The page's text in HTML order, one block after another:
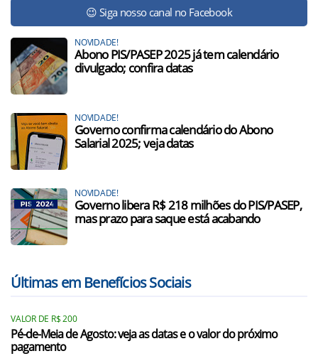
😉 Siga nosso canal no Facebook
NOVIDADE!
Abono PIS/PASEP 2025 já tem calendário
divulgado; confira datas
NOVIDADE!
Governo confirma calendário do Abono
Salarial 2025; veja datas
NOVIDADE!
Governo libera R$ 218 milhões do PIS/PASEP,
mas prazo para saque está acabando
Últimas em Benefícios Sociais
VALOR DE R$ 200
Pé-de-Meia de Agosto: veja as datas e o valor do próximo
pagamento